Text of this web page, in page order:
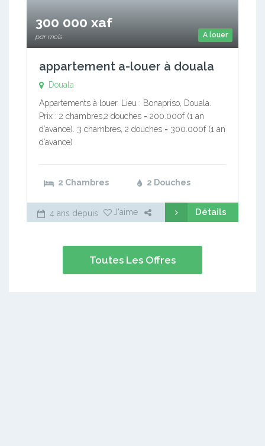
A louer
300 000 xaf
par mois
appartement a-louer à douala
Douala
Appartements à louer. Lieu : Bonapriso, Douala.
Prix : 2 chambres,2 douches = 200.000f (1 an
d’avance). 3 chambres, 2 douches = 300.000f (1 an
d’avance)
2 Chambres 2 Douches
4 ans depuis J'aime Détails
Toutes Les Offres